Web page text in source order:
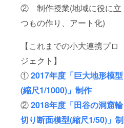
② 制作授業(地域に役に立
つもの作り、アート化)
【これまでの小大連携プロ
ジェクト】
①2017年度「巨大地形模型
(縮尺1/1000)」制作
②2018年度「田谷の洞窟輪
切り断面模型(縮尺1/50)」制